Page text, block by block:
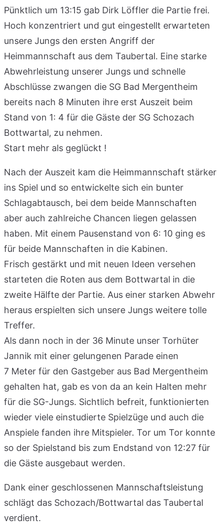
Pünktlich um 13:15 gab Dirk Löffler die Partie frei.
Hoch konzentriert und gut eingestellt erwarteten
unsere Jungs den ersten Angriff der
Heimmannschaft aus dem Taubertal. Eine starke
Abwehrleistung unserer Jungs und schnelle
Abschlüsse zwangen die SG Bad Mergentheim
bereits nach 8 Minuten ihre erst Auszeit beim
Stand von 1: 4 für die Gäste der SG Schozach
Bottwartal, zu nehmen.
Start mehr als geglückt !
Nach der Auszeit kam die Heimmannschaft stärker
ins Spiel und so entwickelte sich ein bunter
Schlagabtausch, bei dem beide Mannschaften
aber auch zahlreiche Chancen liegen gelassen
haben. Mit einem Pausenstand von 6: 10 ging es
für beide Mannschaften in die Kabinen.
Frisch gestärkt und mit neuen Ideen versehen
starteten die Roten aus dem Bottwartal in die
zweite Hälfte der Partie. Aus einer starken Abwehr
heraus erspielten sich unsere Jungs weitere tolle
Treffer.
Als dann noch in der 36 Minute unser Torhüter
Jannik mit einer gelungenen Parade einen
7 Meter für den Gastgeber aus Bad Mergentheim
gehalten hat, gab es von da an kein Halten mehr
für die SG-Jungs. Sichtlich befreit, funktionierten
wieder viele einstudierte Spielzüge und auch die
Anspiele fanden ihre Mitspieler. Tor um Tor konnte
so der Spielstand bis zum Endstand von 12:27 für
die Gäste ausgebaut werden.
Dank einer geschlossenen Mannschaftsleistung
schlägt das Schozach/Bottwartal das Taubertal
verdient.